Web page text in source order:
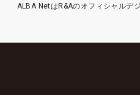
ALBA NetはR&Aのオフィシャルデ